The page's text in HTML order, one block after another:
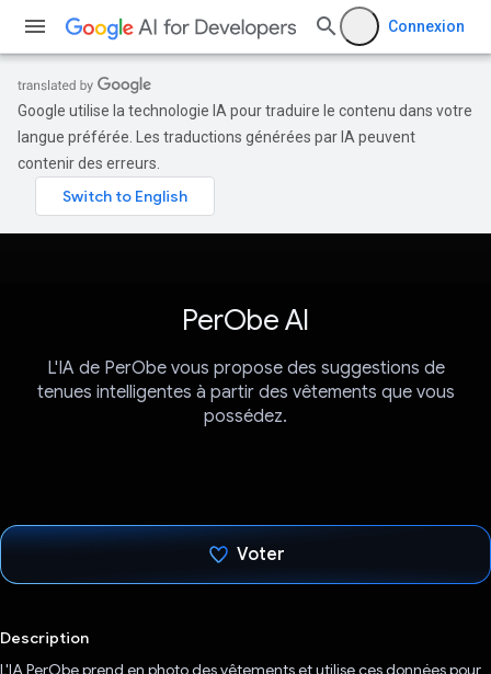
Connexion
Google utilise la technologie IA pour traduire le contenu dans votre
langue préférée. Les traductions générées par IA peuvent
contenir des erreurs.
PerObe AI
L'IA de PerObe vous propose des suggestions de
tenues intelligentes à partir des vêtements que vous
possédez.
Voter
Description
L'IA PerObe prend en photo des vêtements et utilise ces données pour